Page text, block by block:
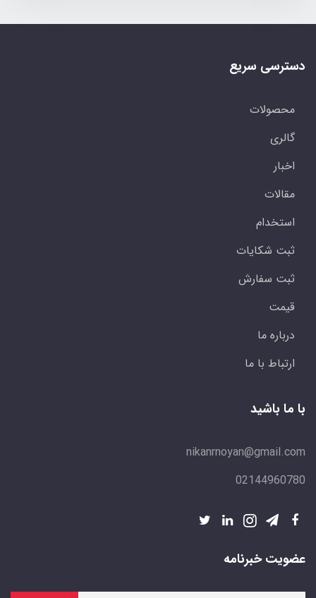
دسترسی سریع
محصولات
گالری
اخبار
مقالات
استخدام
ثبت شکایات
ثبت سفارش
قیمت
درباره ما
ارتباط با ما
با ما باشید
nikanrnoyan@gmail.com
02144960780
عضویت خبرنامه